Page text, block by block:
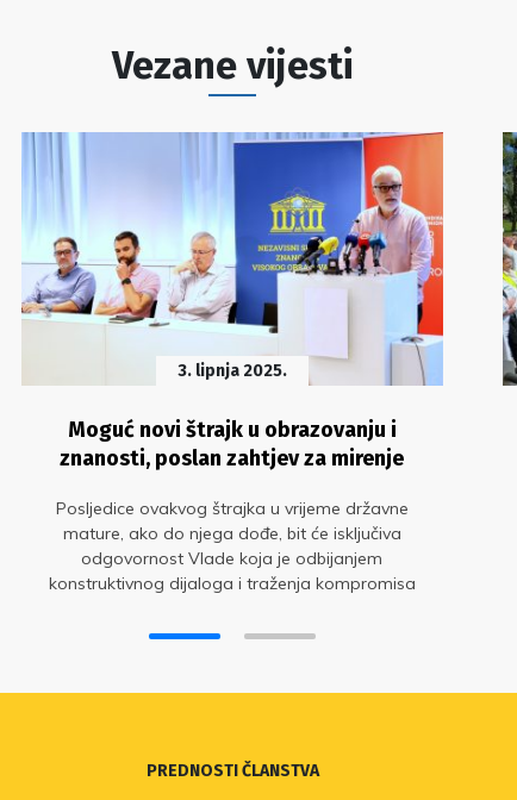
Vezane vijesti
3. lipnja 2025.
Moguć novi štrajk u obrazovanju i
znanosti, poslan zahtjev za mirenje
Posljedice ovakvog štrajka u vrijeme državne
mature, ako do njega dođe, bit će isključiva
odgovornost Vlade koja je odbijanjem
konstruktivnog dijaloga i traženja kompromisa
PREDNOSTI ČLANSTVA